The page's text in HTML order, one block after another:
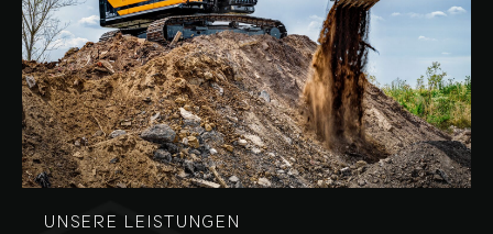
UNSERE LEISTUNGEN